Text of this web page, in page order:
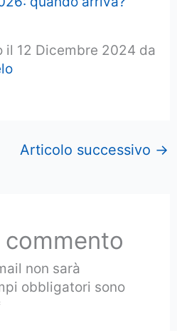
12 Dicembre 2024 da
Articolo successivo →
commento
non sarà
obbligatori sono